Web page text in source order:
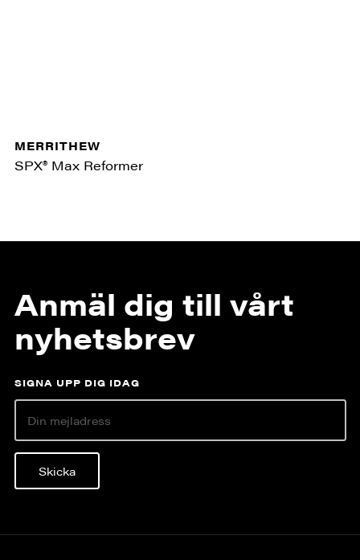
MERRITHEW
SPX® Max Reformer
Anmäl dig till vårt
nyhetsbrev
SIGNA UPP DIG IDAG
Skicka